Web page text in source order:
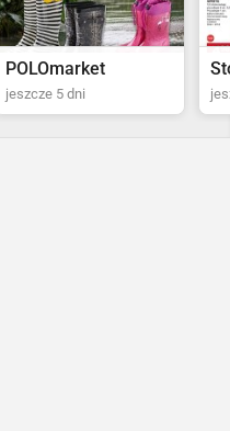
jeszcze 6 dni